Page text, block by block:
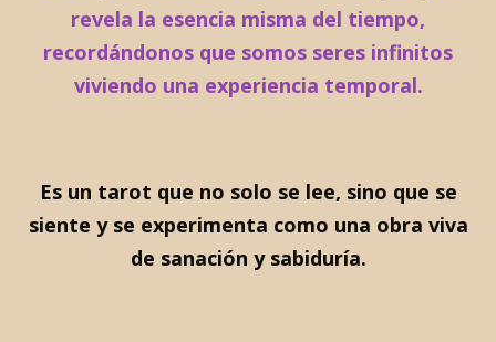
revela la esencia misma del tiempo,
recordándonos que somos seres infinitos
viviendo una experiencia temporal.
Es un tarot que no solo se lee, sino que se
siente y se experimenta como una obra viva
de sanación y sabiduría.